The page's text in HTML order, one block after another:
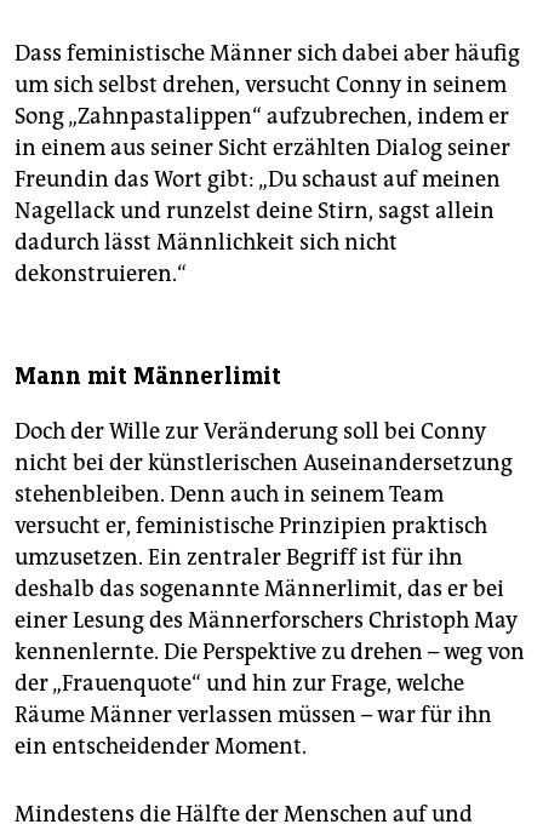
Dass feministische Männer sich dabei aber häufig
um sich selbst drehen, versucht Conny in seinem
Song „Zahnpastalippen“ aufzubrechen, indem er
in einem aus seiner Sicht erzählten Dialog seiner
Freundin das Wort gibt: „Du schaust auf meinen
Nagellack und runzelst deine Stirn, sagst allein
dadurch lässt Männlichkeit sich nicht
dekonstruieren.“
Mann mit Männerlimit
Doch der Wille zur Veränderung soll bei Conny
nicht bei der künstlerischen Auseinandersetzung
stehenbleiben. Denn auch in seinem Team
versucht er, feministische Prinzipien praktisch
umzusetzen. Ein zentraler Begriff ist für ihn
deshalb das sogenannte Männerlimit, das er bei
einer Lesung des Männerforschers Christoph May
kennenlernte. Die Perspektive zu drehen – weg von
der „Frauenquote“ und hin zur Frage, welche
Räume Männer verlassen müssen – war für ihn
ein entscheidender Moment.
Mindestens die Hälfte der Menschen auf und